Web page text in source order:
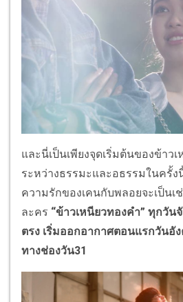
และนี่เป็นเพียงจุดเริ่มต้นของข้าว
ระหว่างธรรมะและอธรรมในครั้ง
ความรักของเคนกับพลอยจะเป็นเ
ละคร “ข้าวเหนียวทองคำ” ทุกวัน
ตรง เริ่มออกอากาศตอนแรกวันอั
ทางช่องวัน31